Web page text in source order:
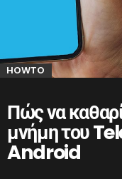
HOWTO
Πώς να
μνήμη του
Android